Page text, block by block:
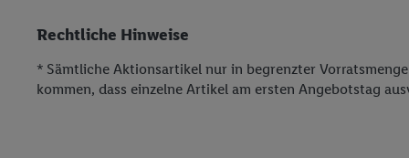
Rechtliche Hinweise
* Sämtliche Aktionsartikel nur in begrenzter
kommen, dass einzelne Artikel am ersten Angebotstag